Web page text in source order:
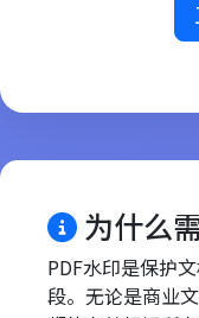
为什么
PDF水印是保护
段。无论是商业